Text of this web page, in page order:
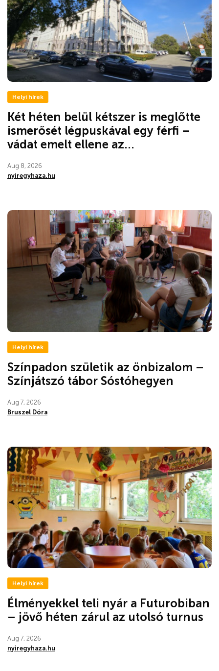
Helyi hírek
Két héten belül kétszer is meglőtte
ismerősét légpuskával egy férfi –
vádat emelt ellene az...
Aug 8, 2026
nyiregyhaza.hu
Helyi hírek
Színpadon születik az önbizalom –
Színjátszó tábor Sóstóhegyen
Aug 7, 2026
Bruszel Dóra
Helyi hírek
Élményekkel teli nyár a Futurobiban
– jövő héten zárul az utolsó turnus
Aug 7, 2026
nyiregyhaza.hu